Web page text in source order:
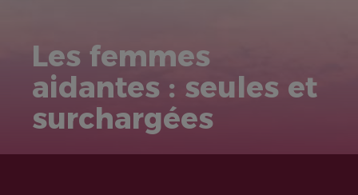
Les femmes
aidantes : seules et
surchargées